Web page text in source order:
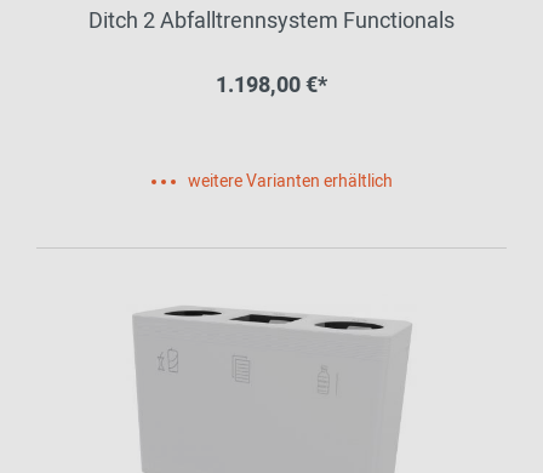
Ditch 2 Abfalltrennsystem Functionals
1.198,00 €*
weitere Varianten erhältlich